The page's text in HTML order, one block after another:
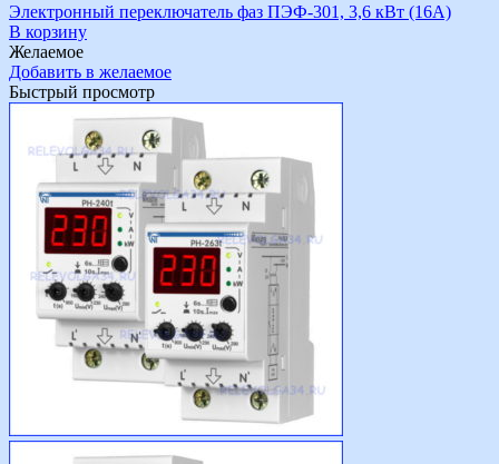
Электронный переключатель фаз ПЭФ-301, 3,6 кВт (16А)
В корзину
Желаемое
Добавить в желаемое
Быстрый просмотр